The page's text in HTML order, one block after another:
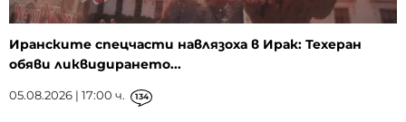
Иранските спецчасти навлязоха в Ирак: Техеран
обяви ликвидирането...
05.08.2026 | 17:00 ч. 134